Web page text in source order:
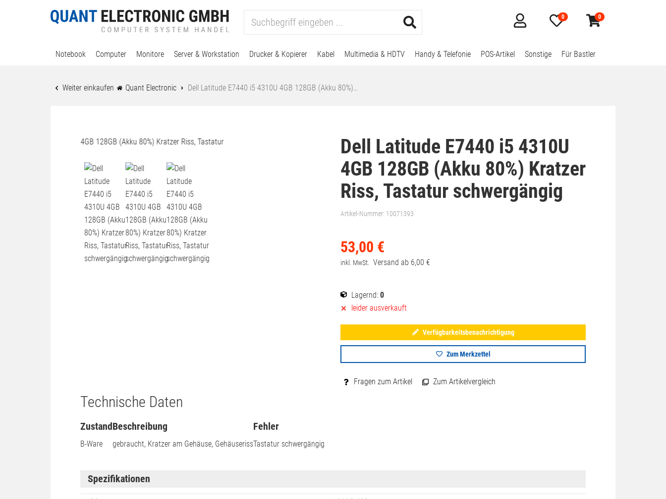
Mein
Konto
Merkzettel
aufklappen
0
Warenkorb
aufklappen
0
Notebook Computer Monitore Server & Workstation Drucker & Kopierer Kabel Multimedia & HDTV Handy & Telefonie POS-Artikel Sonstige Für Bastler
Weiter einkaufen Quant Electronic Dell Latitude E7440 i5 4310U 4GB 128GB (Akku 80%)…
Dell Latitude E7440 i5 4310U
4GB 128GB (Akku 80%) Kratzer
Riss, Tastatur schwergängig
Artikel-Nummer: 10071393
53,00 €
inkl. MwSt. Versand ab 6,00 €
Lagernd: 0
leider ausverkauft
Verfügbarkeitsbenachrichtigung
Zum Merkzettel
Fragen zum Artikel Zum Artikelvergleich